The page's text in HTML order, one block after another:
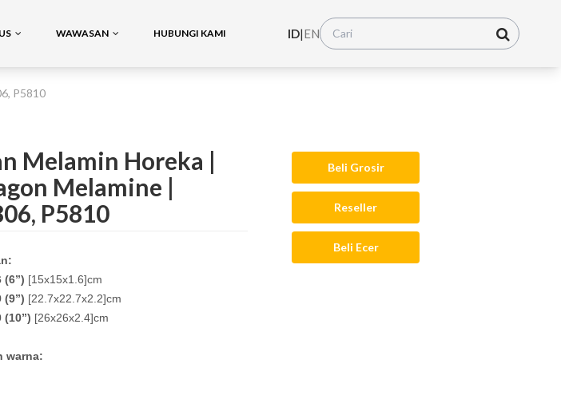
WAWASAN HUBUNGI KAMI ID|EN
P5810
Melamin Horeka |
Melamine |
P5810
(6”) [15x15x1.6]cm
(9”) [22.7x22.7x2.2]cm
(10”) [26x26x2.4]cm
warna:
Beli Grosir
Reseller
Beli Ecer